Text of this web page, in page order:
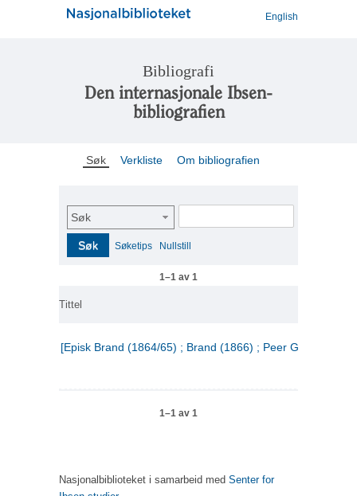
English
Bibliografi
Den internasjonale Ibsen-
bibliografien
Søk Verkliste Om bibliografien
Søk
Søk Søketips Nullstill
1–1 av 1
Tittel
[Episk Brand (1864/65) ; Brand (1866) ; Peer Gynt (1867)]
1–1 av 1
Nasjonalbiblioteket i samarbeid med Senter for